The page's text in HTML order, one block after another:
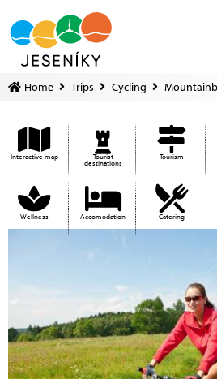
Home Trips Cycling
Interactive map Tourist
destinations
Tourism
Wellness Accomodation Catering